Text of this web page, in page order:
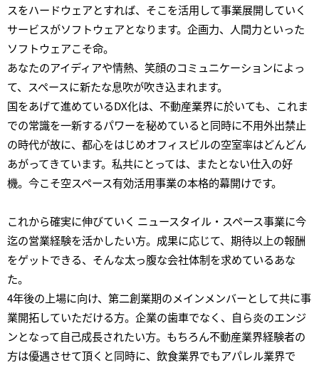
スをハードウェアとすれば、そこを活用して事業展開していく
サービスがソフトウェアとなります。企画力、人間力といった
ソフトウェアこそ命。
あなたのアイディアや情熱、笑顔のコミュニケーションによっ
て、スペースに新たな息吹が吹き込まれます。
国をあげて進めているDX化は、不動産業界に於いても、これま
での常識を一新するパワーを秘めていると同時に不用外出禁止
の時代が故に、都心をはじめオフィスビルの空室率はどんどん
あがってきています。私共にとっては、またとない仕入の好
機。今こそ空スペース有効活用事業の本格的幕開けです。
これから確実に伸びていく ニュースタイル・スペース事業に今
迄の営業経験を活かしたい方。成果に応じて、期待以上の報酬
をゲットできる、そんな太っ腹な会社体制を求めているあな
た。
4年後の上場に向け、第二創業期のメインメンバーとして共に事
業開拓していただける方。企業の歯車でなく、自ら炎のエンジ
ンとなって自己成長されたい方。もちろん不動産業界経験者の
方は優遇させて頂くと同時に、飲食業界でもアパレル業界で